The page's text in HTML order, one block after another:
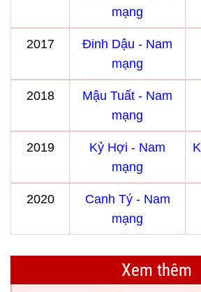
mạng
2017
Đinh Dậu - Nam
mạng
2018
Mậu Tuất - Nam
mạng
2019
Kỷ Hợi - Nam
mạng
2020
Canh Tý - Nam
mạng
Xem thêm